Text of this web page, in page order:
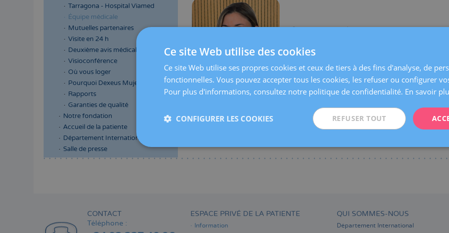
Tarragona - Hospital Viamed
Équipe médicale
Mutuelles partenaires
Visite en 24 h
Deuxième avis médical
Visioconférence
Où vous loger
Pourquoi Dexeus Mujer
Rapports
Garanties de qualité
Notre fondation
Accueil de la patiente
Département International
Salle de presse
Centres: Barcelone
Langues:
Étude Intégrée de Stérilité
CONTACT
Téléphone :
ESPACE PRIVÉ DE LA PATIENTE
Information
QUI SOMMES-NOUS
Département International
Ce site Web utilise des cookies
Ce site Web utilise ses propres cookies et ceux de tiers à des fins d'analyse, de
fonctionnelles. Vous pouvez accepter tous les cookies, les refuser ou configurer
Pour plus d'informations, consultez notre politique de confidentialité. En savoir
REFUSER TOUT
CONFIGURER LES COOKIES